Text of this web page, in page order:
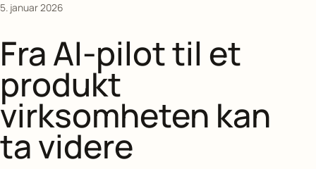
5. januar 2026
Fra AI-pilot til et
produkt
virksomheten kan
ta videre